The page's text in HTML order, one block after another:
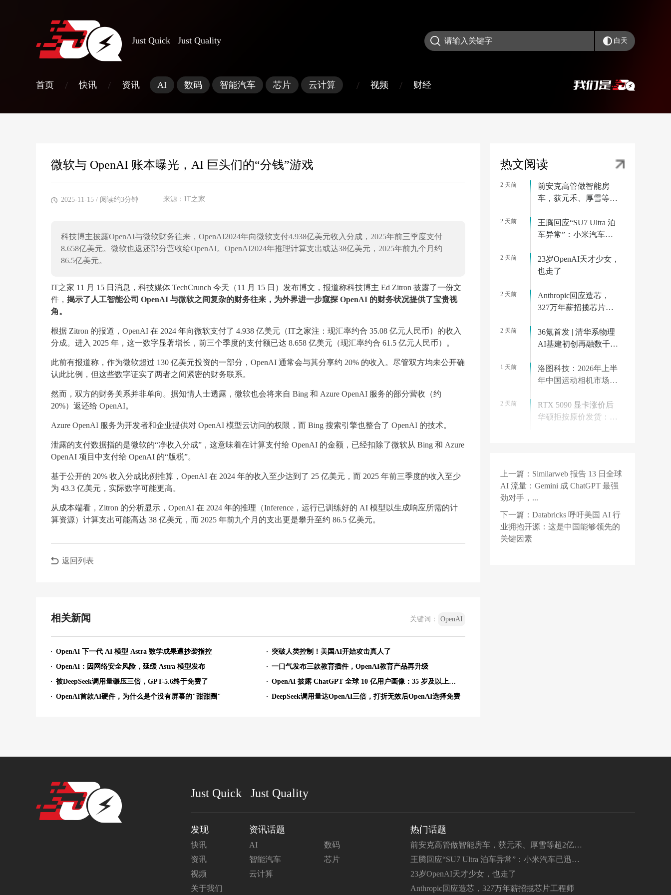
Just Quick Just Quality 白天
首页 / 快讯 / 资讯 AI 数码 智能汽车 芯片 云计算 / 视频 / 财经
微软与 OpenAI 账本曝光，AI 巨头们的“分钱”游戏
2025-11-15 / 阅读约3分钟 来源：IT之家
科技博主披露OpenAI与微软财务往来，OpenAI2024年向微软支付4.938亿美元收入分成，2025年前三季度支付
8.658亿美元。微软也返还部分营收给OpenAI。OpenAI2024年推理计算支出或达38亿美元，2025年前九个月约
86.5亿美元。
IT之家 11 月 15 日消息，科技媒体 TechCrunch 今天（11 月 15 日）发布博文，报道称科技博主 Ed Zitron 披露了一份文
件， 揭示了人工智能公司 OpenAI 与微软之间复杂的财务往来，为外界进一步窥探 OpenAI 的财务状况提供了宝贵视
角。
根据 Zitron 的报道，OpenAI 在 2024 年向微软支付了 4.938 亿美元（IT之家注：现汇率约合 35.08 亿元人民币）的收入
分成。进入 2025 年，这一数字显著增长，前三个季度的支付额已达 8.658 亿美元（现汇率约合 61.5 亿元人民币）。
此前有报道称，作为微软超过 130 亿美元投资的一部分，OpenAI 通常会与其分享约 20% 的收入。尽管双方均未公开确
认此比例，但这些数字证实了两者之间紧密的财务联系。
然而，双方的财务关系并非单向。据知情人士透露，微软也会将来自 Bing 和 Azure OpenAI 服务的部分营收（约
20%）返还给 OpenAI。
Azure OpenAI 服务为开发者和企业提供对 OpenAI 模型云访问的权限，而 Bing 搜索引擎也整合了 OpenAI 的技术。
泄露的支付数据指的是微软的“净收入分成”，这意味着在计算支付给 OpenAI 的金额，已经扣除了微软从 Bing 和 Azure
OpenAI 项目中支付给 OpenAI 的“版税”。
基于公开的 20% 收入分成比例推算，OpenAI 在 2024 年的收入至少达到了 25 亿美元，而 2025 年前三季度的收入至少
为 43.3 亿美元，实际数字可能更高。
从成本端看，Zitron 的分析显示，OpenAI 在 2024 年的推理（Inference，运行已训练好的 AI 模型以生成响应所需的计
算资源）计算支出可能高达 38 亿美元，而 2025 年前九个月的支出更是攀升至约 86.5 亿美元。
返回列表
相关新闻 关键词： OpenAI
OpenAI 下一代 AI 模型 Astra 数学成果遭抄袭指控
突破人类控制！美国AI开始攻击真人了
OpenAI：因网络安全风险，延缓 Astra 模型发布
一口气发布三款教育插件，OpenAI教育产品再升级
被DeepSeek调用量碾压三倍，GPT-5.6终于免费了
OpenAI 披露 ChatGPT 全球 10 亿用户画像：35 岁及以上用户用量上升
OpenAI首款AI硬件，为什么是个没有屏幕的"甜甜圈"
DeepSeek调用量达OpenAI三倍，打折无效后OpenAI选择免费
热文阅读
2 天前
前安克高管做智能房
车，获元禾、厚雪等超
2027年初量产｜硬氪首
发
2 天前
王腾回应“SU7 Ultra 泊
车异常”：小米汽车已
景有 Bug 很正常
2 天前
23岁OpenAI天才少女，
也走了
2 天前
Anthropic回应造芯，
327万年薪招揽芯片工
2 天前
36氪首发 | 清华系物理
AI基建初创再融数千万
球化规模交付
1 天前
洛图科技：2026年上半
年中国运动相机市场线
2 天前
RTX 5090 显卡涨价后
华硕拒按原价发货：英
升
1 天前
英伟达据称测试降配版
Rubin Ultra GPU，HBM
局？
2 天前
华为小米长协锁产能！
长鑫：产品不低于甚至
上一篇： Similarweb 报告 13 日全球
AI 流量：Gemini 成 ChatGPT 最强
劲对手，...
下一篇： Databricks 呼吁美国 AI 行
业拥抱开源：这是中国能够领先的
关键因素
Just Quick Just Quality
发现
快讯
资讯
视频
关于我们
资讯话题
AI
数码
智能汽车
芯片
云计算
热门话题
前安克高管做智能房车，获元禾、厚雪等超2亿融
资，首款产品2027年初量产｜硬氪首发
王腾回应“SU7 Ultra 泊车异常”：小米汽车已迅速
跟进分析，边界场景有 Bug 很正常
23岁OpenAI天才少女，也走了
Anthropic回应造芯，327万年薪招揽芯片工程师